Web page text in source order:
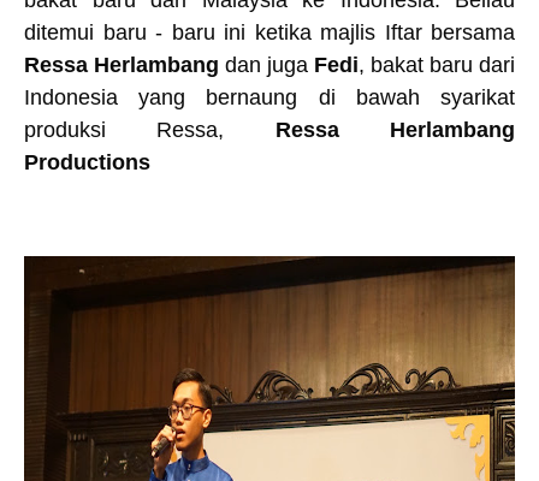
ditemui baru - baru ini ketika majlis Iftar bersama
Ressa Herlambang dan juga Fedi, bakat baru dari
Indonesia yang bernaung di bawah syarikat
produksi Ressa, Ressa Herlambang
Productions